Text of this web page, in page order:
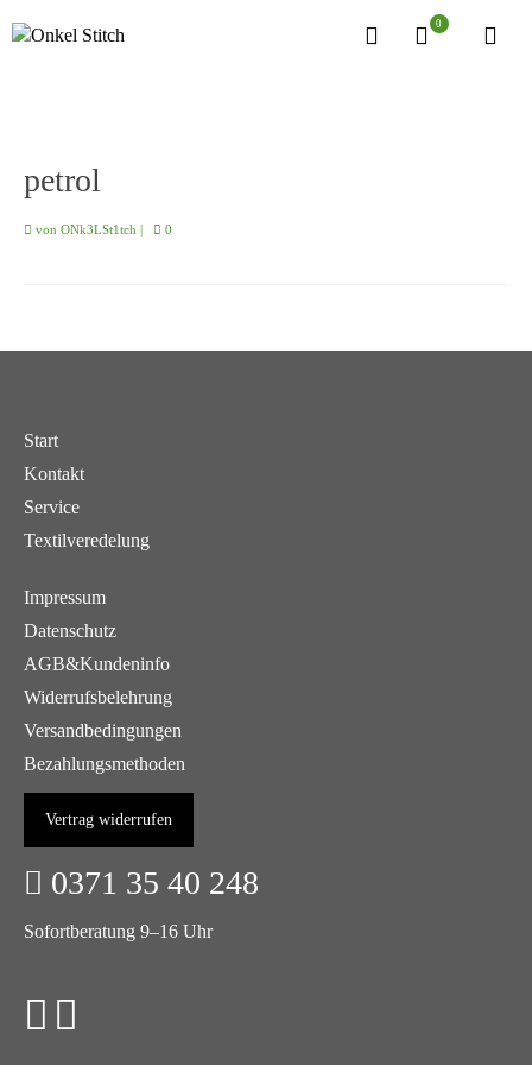
0
petrol
von ONk3LSt1tch | 0
Start
Kontakt
Service
Textilveredelung
Impressum
Datenschutz
AGB&Kundeninfo
Widerrufsbelehrung
Versandbedingungen
Bezahlungsmethoden
Vertrag widerrufen
0371 35 40 248
Sofortberatung 9–16 Uhr